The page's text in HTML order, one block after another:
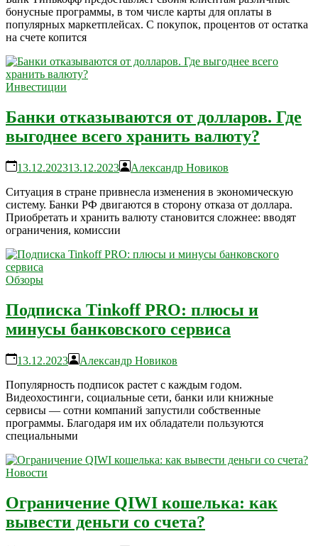
бонусные программы, в том числе карты для оплаты в
популярных маркетплейсах. С покупок, процентов от остатка
на счете копится
Инвестиции
Банки отказываются от долларов. Где
выгоднее всего хранить валюту?
13.12.202313.12.2023
Александр Новиков
Ситуация в стране привнесла изменения в экономическую
систему. Банки РФ двигаются в сторону отказа от доллара.
Приобретать и хранить валюту становится сложнее: вводят
ограничения, комиссии
Обзоры
Подписка Tinkoff PRO: плюсы и
минусы банковского сервиса
13.12.2023
Александр Новиков
Популярность подписок растет с каждым годом.
Видеохостинги, социальные сети, банки или книжные
сервисы — сотни компаний запустили собственные
программы. Благодаря им их обладатели пользуются
специальными
Новости
Ограничение QIWI кошелька: как
вывести деньги со счета?